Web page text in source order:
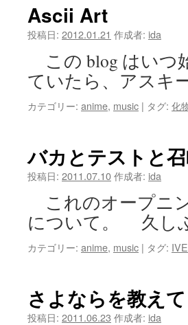
Ascii Art
投稿日: 2012.01.21 作成者: ida
この blog はいつ
ていたら、アスキ
カテゴリー: anime, music | タグ: 化
バカとテストと
投稿日: 2011.07.10作成者: ida
これのオープニ
について。 久し
カテゴリー: anime, music | タグ: IVE
さよならを教えて
投稿日: 2011.06.23 作成者: ida